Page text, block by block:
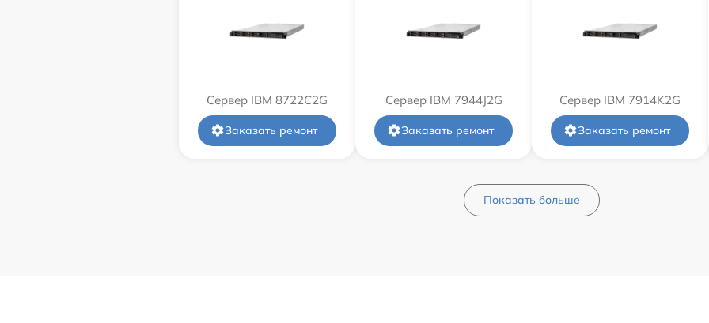
Сервер IBM 8722C2G
Заказать ремонт
Сервер IBM 7944J2G
Заказать ремонт
Сервер IBM 7914K2G
Заказать ремонт
Показать больше